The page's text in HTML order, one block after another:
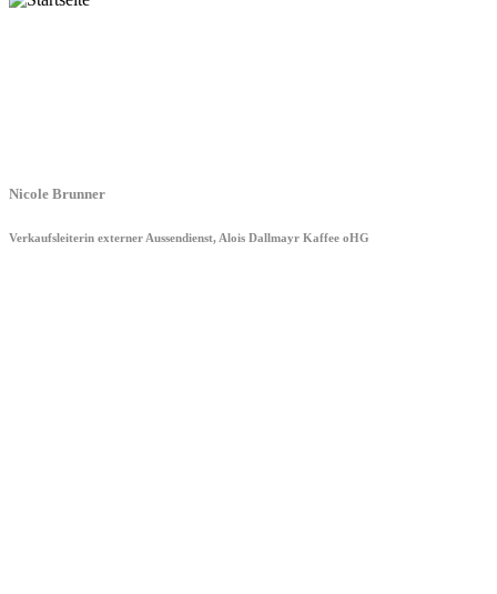
Nicole Brunner
Verkaufsleiterin externer Aussendienst, Alois Dallmayr Kaffee oHG